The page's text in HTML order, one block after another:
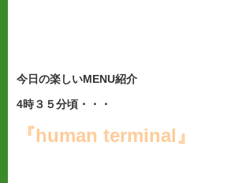
今日の楽しいMENU紹介
4時３５分頃・・・
『human terminal』